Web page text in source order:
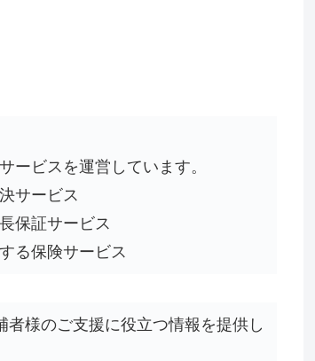
ービスを運営しています。
サービス
保証サービス
る保険サービス
様のご支援に役立つ情報を提供し